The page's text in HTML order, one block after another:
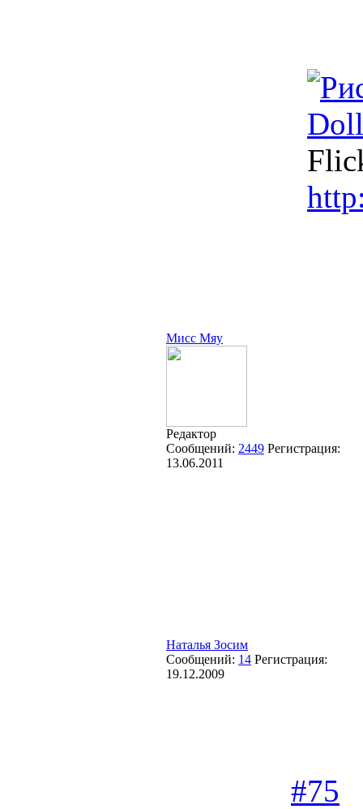
Мисс Мяу
Редактор
Сообщений: 2449 Регистрация:
13.06.2011
Наталья Зосим
Сообщений: 14 Регистрация:
19.12.2009
#75